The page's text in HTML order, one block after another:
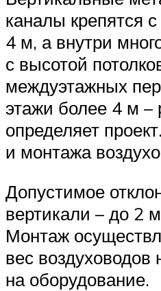
каналы крепятся
4 м, а внутри
с высотой
междуэтажных
этажи более 4 м –
определяет
и монтажа
Допустимое
вертикали – до 2
Монтаж
вес воздуховодов
на оборудование.